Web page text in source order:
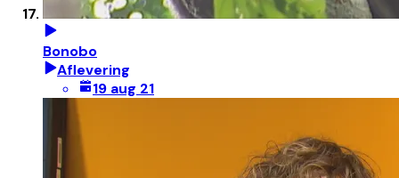
Bonobo
Aflevering
19 aug 21